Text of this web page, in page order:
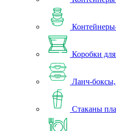
Коробки
Ланч-
Стаканы